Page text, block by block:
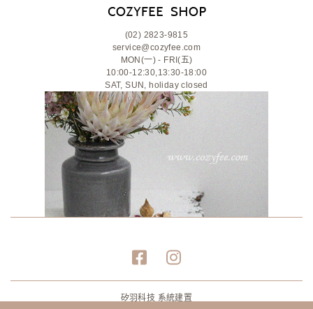
(02) 2823-9815
service@cozyfee.com
MON(一) - FRI(五)
10:00-12:30,13:30-18:00
SAT, SUN, holiday closed
矽羽科技 系統建置